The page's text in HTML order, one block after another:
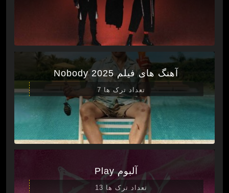
آهنگ های فیلم Nobody 2025
تعداد ترک ها 7
آلبوم Play
تعداد ترک ها 13